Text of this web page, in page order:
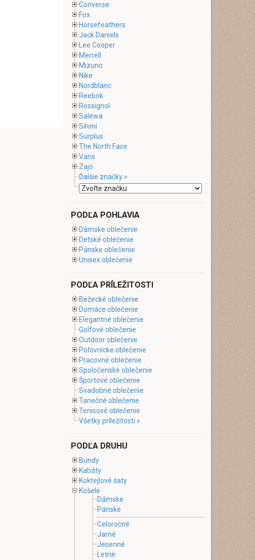
Converse
Fox
Horsefeathers
Jack Daniels
Lee Cooper
Merrell
Mizuno
Nike
Nordblanc
Reebok
Rossignol
Salewa
Silvini
Surplus
The North Face
Vans
Zajo
Ďalšie značky »
PODĽA POHLAVIA
Dámske oblečenie
Detské oblečenie
Pánske oblečenie
Unisex oblečenie
PODĽA PRÍLEŽITOSTI
Bežecké oblečenie
Domáce oblečenie
Elegantné oblečenie
Golfové oblečenie
Outdoor oblečenie
Poľovnícke oblečenie
Pracovné oblečenie
Spoločenské oblečenie
Športové oblečenie
Svadobné oblečenie
Tanečné oblečenie
Tenisové oblečenie
Všetky príležitosti »
PODĽA DRUHU
Bundy
Kabáty
Koktejlové šaty
Košele
Dámske
Pánske
Celoročné
Jarné
Jesenné
Letné